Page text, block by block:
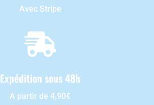
Avec Stripe

Expédition sous 48h
A partir de 4,90€